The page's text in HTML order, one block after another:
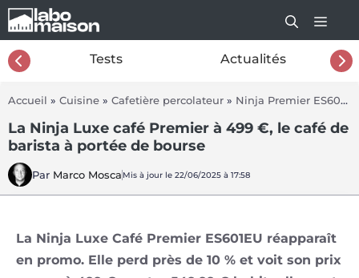
Aller
au
contenu
Tests Actualités
Accueil » Cuisine » Cafetière percolateur » Ninja Premier ES601EU
La Ninja Luxe café Premier à 499 €, le café de
barista à portée de bourse
Par Marco Mosca Mis à jour le 22/06/2025 à 17:58
La Ninja Luxe Café Premier ES601EU réapparaît
en promo. Elle perd près de 10 % et voit son prix